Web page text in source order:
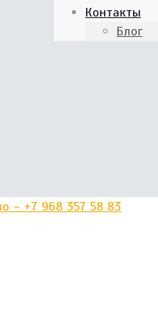
Контакты
Блог